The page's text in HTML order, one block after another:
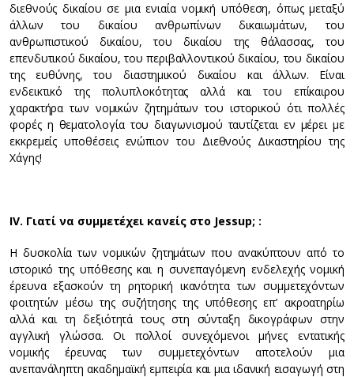
διεθνούς δικαίου σε μια ενιαία νομική υπόθεση, όπως μεταξύ
άλλων του δικαίου ανθρωπίνων δικαιωμάτων, του
ανθρωπιστικού δικαίου, του δικαίου της θάλασσας, του
επενδυτικού δικαίου, του περιβαλλοντικού δικαίου, του δικαίου
της ευθύνης, του διαστημικού δικαίου και άλλων. Είναι
ενδεικτικό της πολυπλοκότητας αλλά και του επίκαιρου
χαρακτήρα των νομικών ζητημάτων του ιστορικού ότι πολλές
φορές η θεματολογία του διαγωνισμού ταυτίζεται εν μέρει με
εκκρεμείς υποθέσεις ενώπιον του Διεθνούς Δικαστηρίου της
Χάγης!
ΙV. Γιατί να συμμετέχει κανείς στο Jessup; :
Η δυσκολία των νομικών ζητημάτων που ανακύπτουν από το
ιστορικό της υπόθεσης και η συνεπαγόμενη ενδελεχής νομική
έρευνα εξασκούν τη ρητορική ικανότητα των συμμετεχόντων
φοιτητών μέσω της συζήτησης της υπόθεσης επ’ ακροατηρίω
αλλά και τη δεξιότητά τους στη σύνταξη δικογράφων στην
αγγλική γλώσσα. Οι πολλοί συνεχόμενοι μήνες εντατικής
νομικής έρευνας των συμμετεχόντων αποτελούν μια
ανεπανάληπτη ακαδημαϊκή εμπειρία και μια ιδανική εισαγωγή στη